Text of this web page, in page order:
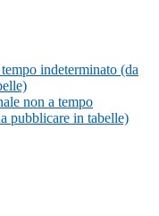
indeterminato (da
non a tempo
pubblicare in tabelle)